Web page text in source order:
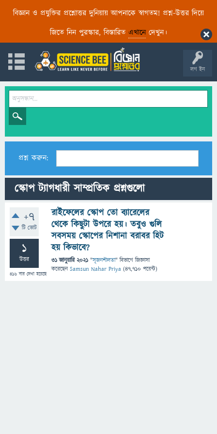
বিজ্ঞান ও প্রযুক্তির প্রশ্নোত্তর দুনিয়ায় আপনাকে স্বাগতম! প্রশ্ন-উত্তর দিয়ে
জিতে নিন পুরস্কার, বিস্তারিত এখানেদেখুন।
লগ ইন
প্রশ্ন করুন:
স্কোপ ট্যাগধারী সাম্প্রতিক প্রশ্নগুলো
+7
টি ভোট
1
উত্তর
416 বার দেখা হয়েছে
রাইফেলের স্কোপ তো ব্যারেলের
থেকে কিছুটা উপরে হয়। তবুও গুলি
সবসময় স্কোপের নিশানা বরাবর হিট
হয় কিভাবে?
31 জানুয়ারি 2021 "সৃজনশীলতা" বিভাগে জিজ্ঞাসা
করেছেনSamsun Nahar Priya (47,710 পয়েন্ট)